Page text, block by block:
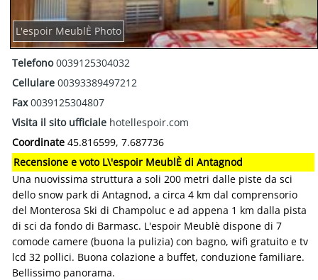
L'espoir MeublÈ Photo
Telefono0039125304032
Cellulare 00393389497212
Fax0039125304807
Visita il sito ufficiale hotellespoir.com
Coordinate 45.816599, 7.687736
Recensione e voto L\'espoir MeublÈ di Antagnod
Una nuovissima struttura a soli 200 metri dalle piste da sci
dello snow park di Antagnod, a circa 4 km dal comprensorio
del Monterosa Ski di Champoluc e ad appena 1 km dalla pista
di sci da fondo di Barmasc. L'espoir Meublè dispone di 7
comode camere (buona la pulizia) con bagno, wifi gratuito e tv
lcd 32 pollici. Buona colazione a buffet, conduzione familiare.
Bellissimo panorama.